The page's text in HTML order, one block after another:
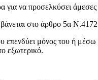
για να προσελκύσει άμεσες
στο άρθρο 5α
μόνος του ή
εξωτερικό.